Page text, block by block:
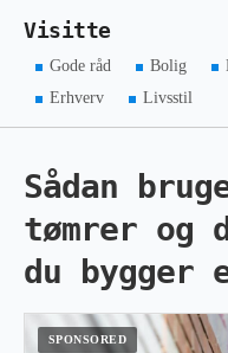
Visitte
Gode råd Bolig
Erhverv
Livsstil
Sådan
tømrer og
du bygger